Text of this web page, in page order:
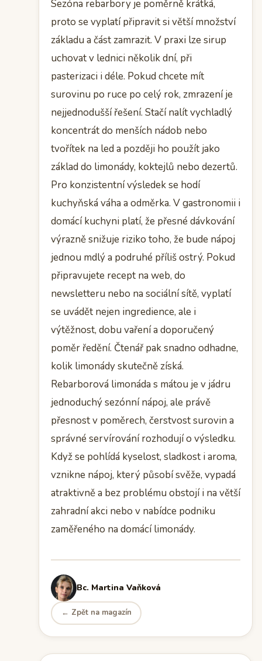
Sezóna rebarbory je poměrně krátká,
proto se vyplatí připravit si větší množství
základu a část zamrazit. V praxi lze sirup
uchovat v lednici několik dní, při
pasterizaci i déle. Pokud chcete mít
surovinu po ruce po celý rok, zmrazení je
nejjednodušší řešení. Stačí nalít vychladlý
koncentrát do menších nádob nebo
tvořítek na led a později ho použít jako
základ do limonády, koktejlů nebo dezertů.
Pro konzistentní výsledek se hodí
kuchyňská váha a odměrka. V gastronomii i
domácí kuchyni platí, že přesné dávkování
výrazně snižuje riziko toho, že bude nápoj
jednou mdlý a podruhé příliš ostrý. Pokud
připravujete recept na web, do
newsletteru nebo na sociální sítě, vyplatí
se uvádět nejen ingredience, ale i
výtěžnost, dobu vaření a doporučený
poměr ředění. Čtenář pak snadno odhadne,
kolik limonády skutečně získá.
Rebarborová limonáda s mátou je v jádru
jednoduchý sezónní nápoj, ale právě
přesnost v poměrech, čerstvost surovin a
správné servírování rozhodují o výsledku.
Když se pohlídá kyselost, sladkost i aroma,
vznikne nápoj, který působí svěže, vypadá
atraktivně a bez problému obstojí i na větší
zahradní akci nebo v nabídce podniku
zaměřeného na domácí limonády.
Bc. Martina Vaňková
← Zpět na magazín